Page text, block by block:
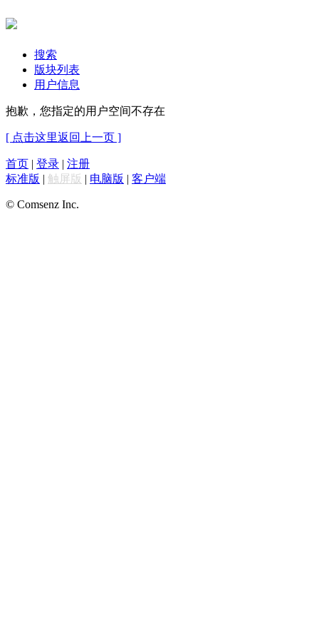
搜索
版块列表
用户信息
抱歉，您指定的用户空间不存在
[ 点击这里返回上一页 ]
首页 | 登录 | 注册
标准版 | 触屏版 | 电脑版 | 客户端
© Comsenz Inc.